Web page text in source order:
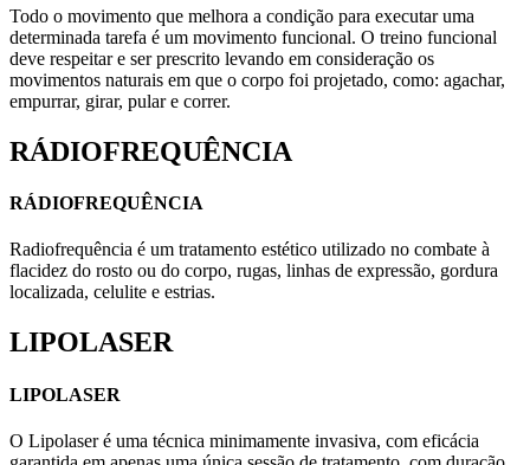
Todo o movimento que melhora a condição para executar uma
determinada tarefa é um movimento funcional. O treino funcional
deve respeitar e ser prescrito levando em consideração os
movimentos naturais em que o corpo foi projetado, como: agachar,
empurrar, girar, pular e correr.
RÁDIOFREQUÊNCIA
RÁDIOFREQUÊNCIA
Radiofrequência é um tratamento estético utilizado no combate à
flacidez do rosto ou do corpo, rugas, linhas de expressão, gordura
localizada, celulite e estrias.
LIPOLASER
LIPOLASER
O Lipolaser é uma técnica minimamente invasiva, com eficácia